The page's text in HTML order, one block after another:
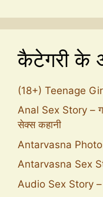
कैटेगरी के
(18+) Teenage
Anal Sex Story –
सेक्स कहानी
Antarvasna
Antarvasna Sex
Audio Sex Story –